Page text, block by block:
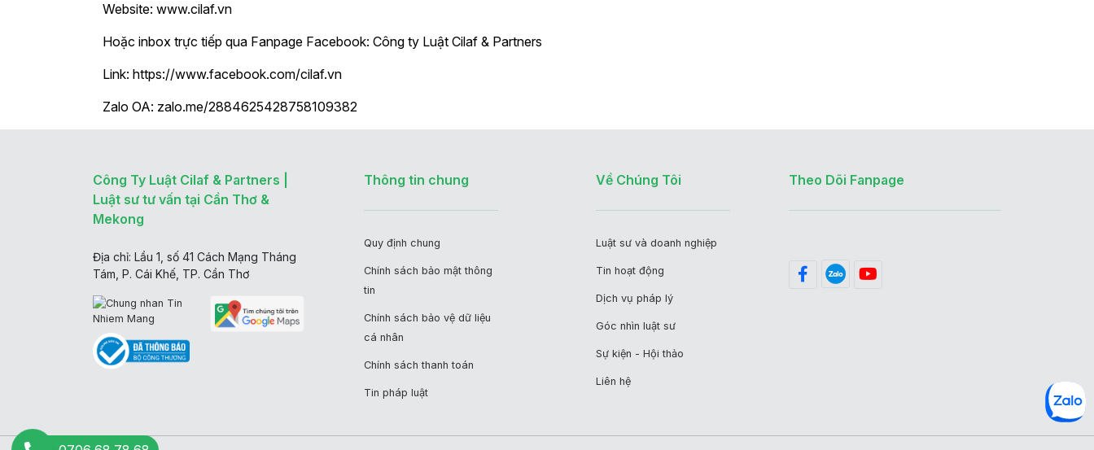
Website: www.cilaf.vn
Hoặc inbox trực tiếp qua Fanpage Facebook: Công ty Luật Cilaf & Partners
Link: https://www.facebook.com/cilaf.vn
Zalo OA: zalo.me/2884625428758109382
Công Ty Luật Cilaf & Partners |
Luật sư tư vấn tại Cần Thơ &
Mekong
Địa chỉ: Lầu 1, số 41 Cách Mạng Tháng
Tám, P. Cái Khế, TP. Cần Thơ
Thông tin chung
Quy định chung
Chính sách bảo mật thông
tin
Chính sách bảo vệ dữ liệu
cá nhân
Chính sách thanh toán
Tin pháp luật
Về Chúng Tôi
Luật sư và doanh nghiệp
Tin hoạt động
Dịch vụ pháp lý
Góc nhìn luật sư
Sự kiện - Hội thảo
Liên hệ
Theo Dõi Fanpage